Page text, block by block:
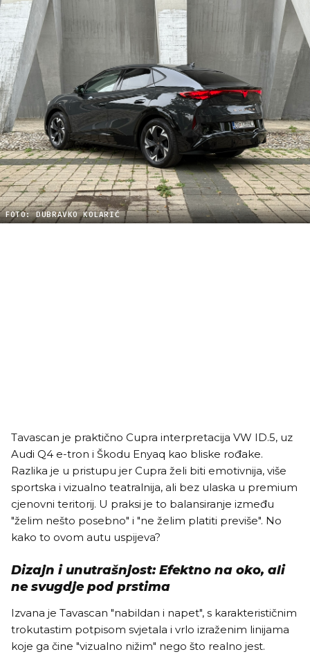
FOTO: DUBRAVKO KOLARIĆ
Tavascan je praktično Cupra interpretacija VW ID.5, uz
Audi Q4 e-tron i Škodu Enyaq kao bliske rođake.
Razlika je u pristupu jer Cupra želi biti emotivnija, više
sportska i vizualno teatralnija, ali bez ulaska u premium
cjenovni teritorij. U praksi je to balansiranje između
"želim nešto posebno" i "ne želim platiti previše". No
kako to ovom autu uspijeva?
Dizajn i unutrašnjost: Efektno na oko, ali
ne svugdje pod prstima
Izvana je Tavascan "nabildan i napet", s karakterističnim
trokutastim potpisom svjetala i vrlo izraženim linijama
koje ga čine "vizualno nižim" nego što realno jest.